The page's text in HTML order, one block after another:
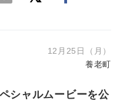
12月25日（月）
養老町
シャルムービーを公